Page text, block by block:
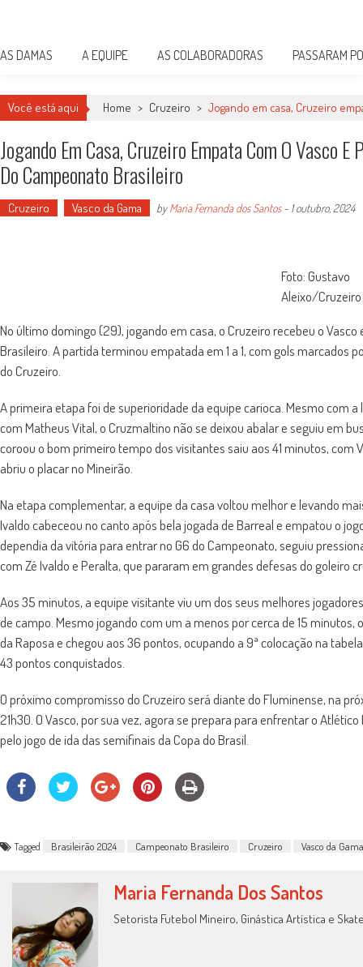
AS DAMAS A EQUIPE AS COLABORADORAS PASSARAM
Você está aqui Home > Cruzeiro > Jogando em casa, Cruzeiro
Jogando Em Casa, Cruzeiro Empata Com O Vasco
Do Campeonato Brasileiro
Cruzeiro Vasco da Gama byMaria Fernanda dos Santos- 1 outubro, 2024
Foto: Gustavo
Aleixo/Cruzeiro
No último domingo (29), jogando em casa, o Cruzeiro recebeu o
Brasileiro. A partida terminou empatada em 1 a 1, com gols marcados
do Cruzeiro.
A primeira etapa foi de superioridade da equipe carioca. Mesmo com
com Matheus Vital, o Cruzmaltino não se deixou abalar e seguiu em
coroou o bom primeiro tempo dos visitantes saiu aos 41 minutos, com
abriu o placar no Mineirão.
Na etapa complementar, a equipe da casa voltou melhor e levando
Ivaldo cabeceou no canto após bela jogada de Barreal e empatou o
dependia da vitória para entrar no G6 do Campeonato, seguiu
com Zé Ivaldo e Peralta, que pararam em grandes defesas do goleiro
Aos 35 minutos, a equipe visitante viu um dos seus melhores
de campo. Mesmo jogando com um a menos por cerca de 15
da Raposa e chegou aos 36 pontos, ocupando a 9ª colocação na
43 pontos conquistados.
O próximo compromisso do Cruzeiro será diante do Fluminense, na
21h30. O Vasco, por sua vez, agora se prepara para enfrentar o
pelo jogo de ida das semifinais da Copa do Brasil.
Tagged Brasileirão 2024 Campeonato Brasileiro Cruzeiro Vasco da Gama
Maria Fernanda Dos Santos
Setorista Futebol Mineiro, Ginástica Artística e